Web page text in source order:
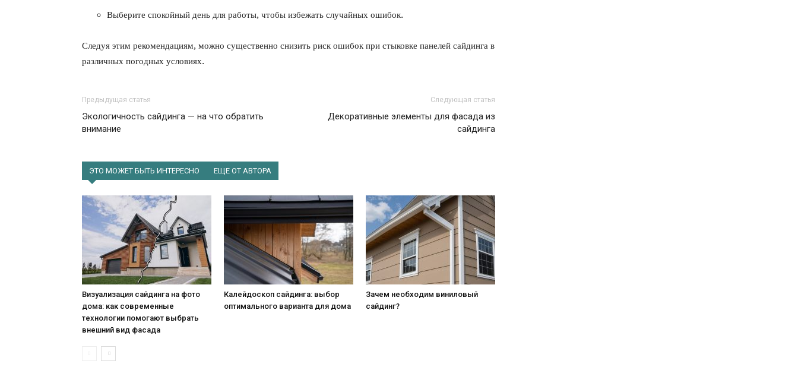
Выберите спокойный день для работы, чтобы избежать случайных ошибок.
Следуя этим рекомендациям, можно существенно снизить риск ошибок при стыковке панелей сайдинга в
различных погодных условиях.
Предыдущая статья
Экологичность сайдинга — на что обратить
внимание
Следующая статья
Декоративные элементы для фасада из
сайдинга
ЭТО МОЖЕТ БЫТЬ ИНТЕРЕСНО ЕЩЕ ОТ АВТОРА
Визуализация сайдинга на фото
дома: как современные
технологии помогают выбрать
внешний вид фасада
Калейдоскоп сайдинга: выбор
оптимального варианта для дома
Зачем необходим виниловый
сайдинг?